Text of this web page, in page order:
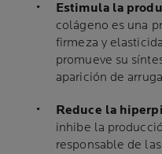
Estimula la
colágeno es una
firmeza y
promueve su
aparición de
Reduce la
inhibe la
responsable de